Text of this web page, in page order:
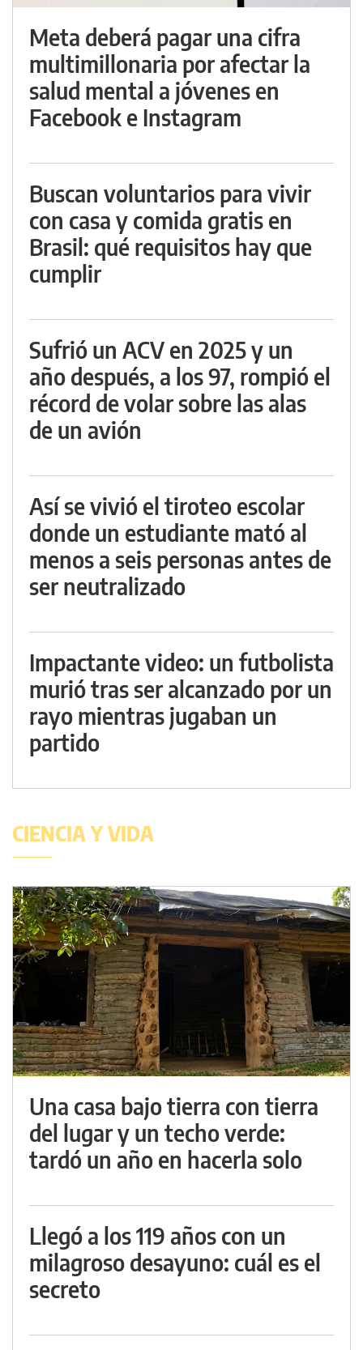
Meta deberá pagar una cifra
multimillonaria por afectar la
salud mental a jóvenes en
Facebook e Instagram
Buscan voluntarios para vivir
con casa y comida gratis en
Brasil: qué requisitos hay que
cumplir
Sufrió un ACV en 2025 y un
año después, a los 97, rompió el
récord de volar sobre las alas
de un avión
Así se vivió el tiroteo escolar
donde un estudiante mató al
menos a seis personas antes de
ser neutralizado
Impactante video: un futbolista
murió tras ser alcanzado por un
rayo mientras jugaban un
partido
CIENCIA Y VIDA
Una casa bajo tierra con tierra
del lugar y un techo verde:
tardó un año en hacerla solo
Llegó a los 119 años con un
milagroso desayuno: cuál es el
secreto